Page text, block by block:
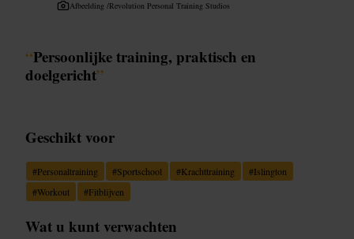
Afbeelding /Revolution Personal Training Studios
“Persoonlijke training, praktisch en
doelgericht”
Geschikt voor
#Personaltraining #Sportschool #Krachttraining #Islington
#Workout #Fitblijven
Wat u kunt verwachten